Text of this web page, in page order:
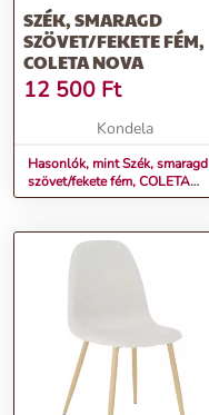
SZÉK, SMARAGD
SZÖVET/FEKETE FÉM,
COLETA NOVA
12 500 Ft
Kondela
Hasonlók, mint Szék, smaragd
szövet/fekete fém, COLETA
NOVA